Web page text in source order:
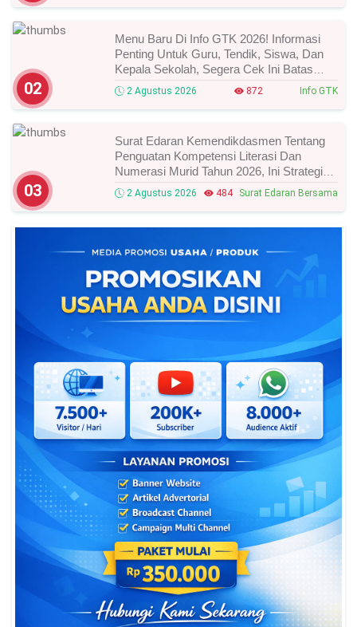
02
Menu Baru Di Info GTK 2026! Informasi
Penting Untuk Guru, Tendik, Siswa, Dan
Kepala Sekolah, Segera Cek Ini Batas
Waktunya!
2 Agustus 2026 872 Info GTK
03
Surat Edaran Kemendikdasmen Tentang
Penguatan Kompetensi Literasi Dan
Numerasi Murid Tahun 2026, Ini Strategi
Dan Alurnya
2 Agustus 2026 484 Surat Edaran Bersama